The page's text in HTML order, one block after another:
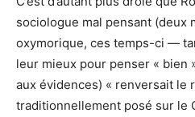
sociologue mal pensant (deux
oxymorique, ces temps-ci —
leur mieux pour penser « bien
aux évidences) « renversait le
traditionnellement posé sur le